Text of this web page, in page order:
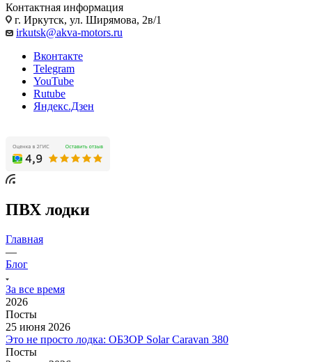
Контактная информация
г. Иркутск, ул. Ширямова, 2в/1
irkutsk@akva-motors.ru
Вконтакте
Telegram
YouTube
Rutube
Яндекс.Дзен
ПВХ лодки
Главная
—
Блог
За все время
2026
Посты
25 июня 2026
Это не просто лодка: ОБЗОР Solar Caravan 380
Посты